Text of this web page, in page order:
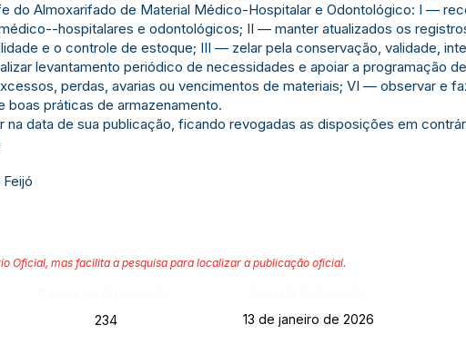
do Almoxarifado de Material Médico-Hospitalar e Odontológico: I —
hospitalares e odontológicos; II — manter atualizados os
e o controle de estoque; III — zelar pela conservação, validade,
levantamento periódico de necessidades e apoiar a programação
perdas, avarias ou vencimentos de materiais; VI — observar e
boas práticas de armazenamento.
na data de sua publicação, ficando revogadas as disposições em
Oficial, mas facilita a pesquisa para localizar a publicação oficial.
234 13 de janeiro de 2026